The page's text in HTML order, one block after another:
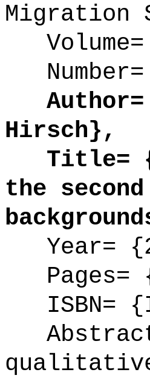
Migration
Author=
Hirsch},
Title=
the
Year=
Pages=
ISBN=